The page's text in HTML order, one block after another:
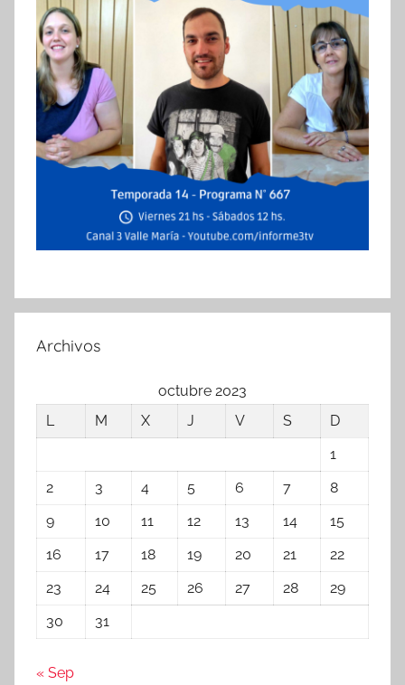
Archivos
octubre 2023
L
M X J V S
D
1
2
3 4 5 6 7
8
9
10 11 12 13 14
15
16
17 18 19 20 21
22
23
24 25 26 27 28
29
30
31
« Sep